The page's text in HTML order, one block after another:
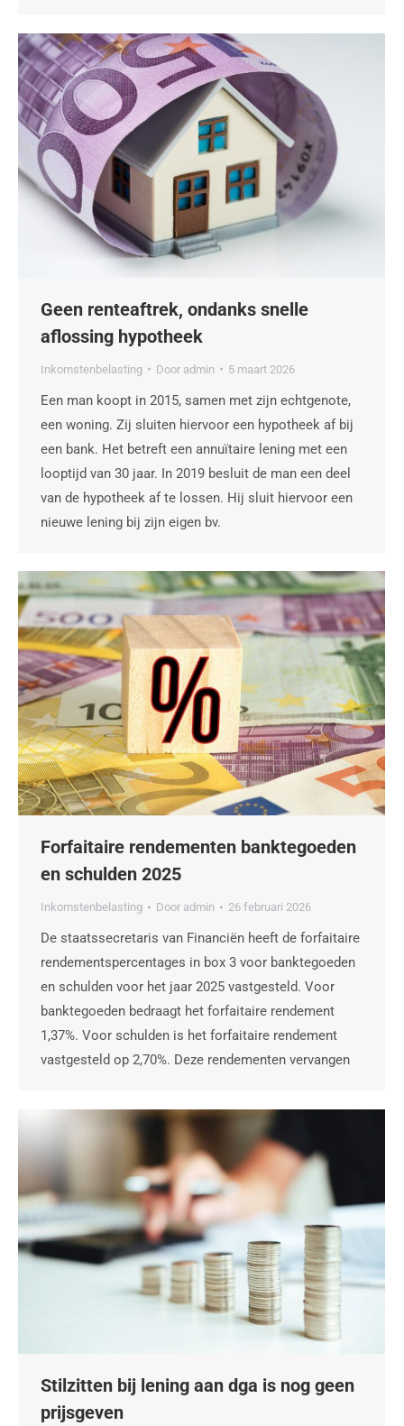
Geen renteaftrek, ondanks snelle
aflossing hypotheek
Inkomstenbelasting Door admin 5 maart 2026
Een man koopt in 2015, samen met zijn echtgenote,
een woning. Zij sluiten hiervoor een hypotheek af bij
een bank. Het betreft een annuïtaire lening met een
looptijd van 30 jaar. In 2019 besluit de man een deel
van de hypotheek af te lossen. Hij sluit hiervoor een
nieuwe lening bij zijn eigen bv.
Forfaitaire rendementen banktegoeden
en schulden 2025
Inkomstenbelasting Door admin 26 februari 2026
De staatssecretaris van Financiën heeft de forfaitaire
rendementspercentages in box 3 voor banktegoeden
en schulden voor het jaar 2025 vastgesteld. Voor
banktegoeden bedraagt het forfaitaire rendement
1,37%. Voor schulden is het forfaitaire rendement
vastgesteld op 2,70%. Deze rendementen vervangen
Stilzitten bij lening aan dga is nog geen
prijsgeven